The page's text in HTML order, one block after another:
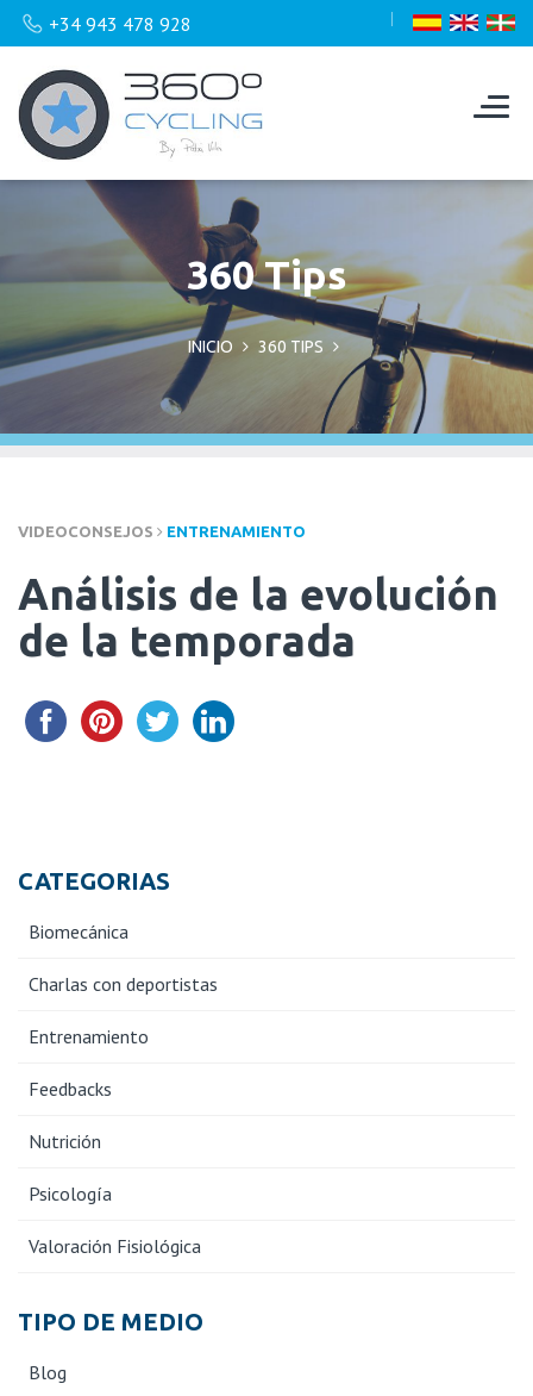
+34 943 478 928
360 Tips
INICIO 360 TIPS
VIDEOCONSEJOS ENTRENAMIENTO
Análisis de la evolución
de la temporada
CATEGORIAS
Biomecánica
Charlas con deportistas
Entrenamiento
Feedbacks
Nutrición
Psicología
Valoración Fisiológica
TIPO DE MEDIO
Blog